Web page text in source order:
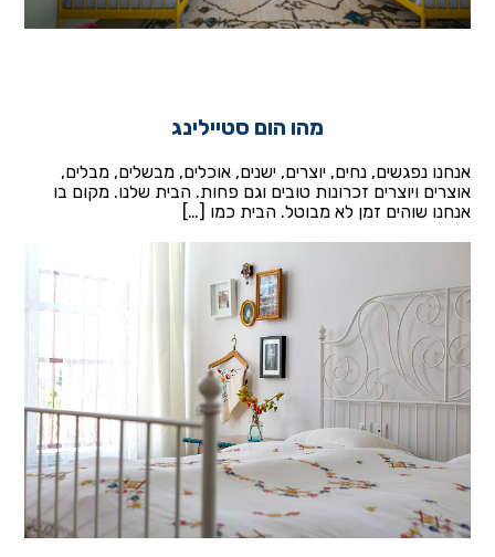
מהו הום סטיילינג
אנחנו נפגשים, נחים, יוצרים, ישנים, אוכלים, מבשלים, מבלים,
אוצרים ויוצרים זכרונות טובים וגם פחות. הבית שלנו. מקום בו
אנחנו שוהים זמן לא מבוטל. הבית כמו […]